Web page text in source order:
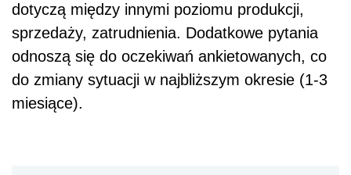
dotyczą między innymi poziomu produkcji,
sprzedaży, zatrudnienia. Dodatkowe pytania
odnoszą się do oczekiwań ankietowanych, co
do zmiany sytuacji w najbliższym okresie (1-3
miesiące).